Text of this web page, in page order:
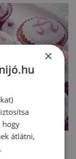
×
hogy
átlátni,